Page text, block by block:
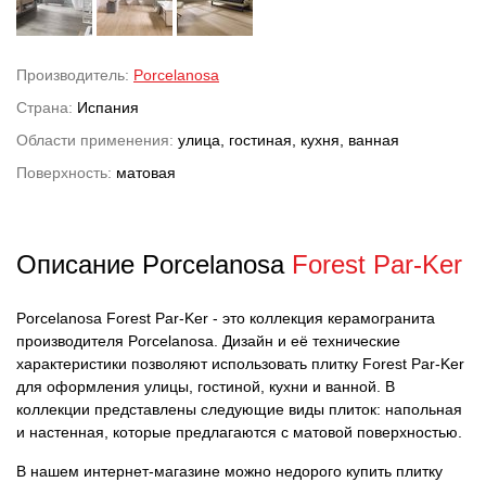
Производитель: Porcelanosa
Страна: Испания
Области применения: улица, гостиная, кухня, ванная
Поверхность: матовая
Описание Porcelanosa Forest Par-Ker
Porcelanosa Forest Par-Ker - это коллекция керамогранита
производителя Porcelanosa. Дизайн и её технические
характеристики позволяют использовать плитку Forest Par-Ker
для оформления улицы, гостиной, кухни и ванной. В
коллекции представлены следующие виды плиток: напольная
и настенная, которые предлагаются с матовой поверхностью.
В нашем интернет-магазине можно недорого купить плитку